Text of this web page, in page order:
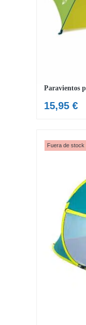
Paravientos
15,95 €
Fuera de stock